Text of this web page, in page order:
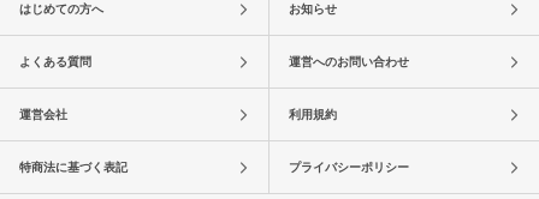
はじめての方へ お知らせ
よくある質問 運営へのお問い合わせ
運営会社 利用規約
特商法に基づく表記 プライバシーポリシー